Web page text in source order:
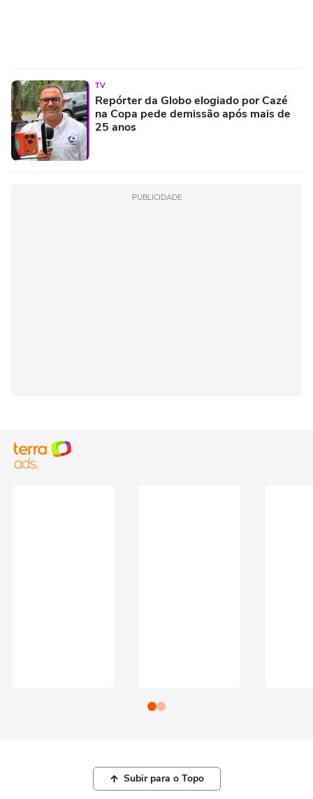
TV
Repórter da Globo elogiado por Cazé
na Copa pede demissão após mais de
25 anos
PUBLICIDADE
Subir para o Topo